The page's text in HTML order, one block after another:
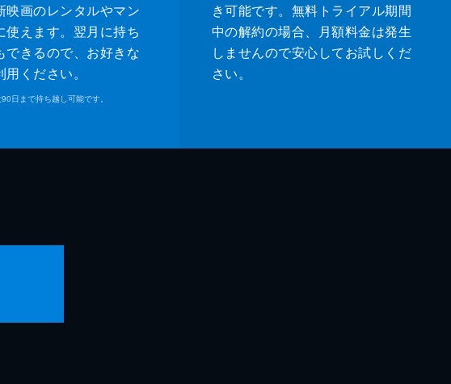
映画のレンタルやマン
使えます。翌月に持ち
できるので、お好きな
ください。
日まで持ち越し可能です。
き可能です。無料トライアル期間
中の解約の場合、月額料金は発生
しませんので安心してお試しくだ
さい。